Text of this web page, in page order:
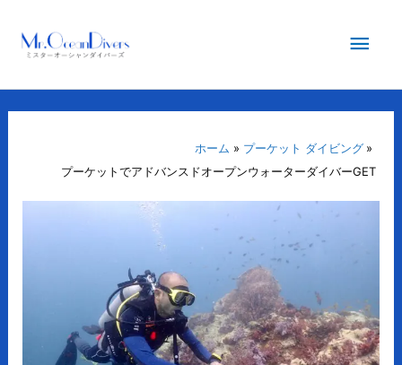
メ
メ
ー
ホーム
プーケット ダイビング
プーケットでアドバンスドオープンウォーターダイバーGET